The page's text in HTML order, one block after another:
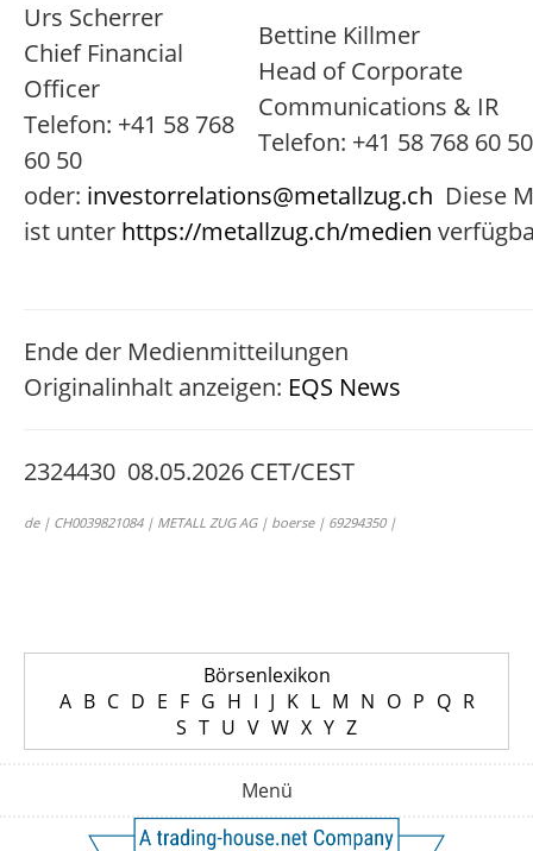
Urs Scherrer
Chief Financial
Officer
Telefon: +41 58 768
60 50
Bettine Killmer
Head of Corporate
Communications & IR
Telefon: +41 58 768 60 50
oder: investorrelations@metallzug.ch Diese
ist unter https://metallzug.ch/medien
Ende der Medienmitteilungen
Originalinhalt anzeigen: EQS News
2324430 08.05.2026 CET/CEST
de | CH0039821084 | METALL ZUG AG | boerse | 69294350 |
Börsenlexikon
A B C D E F G H I J K L M N O P Q R
S T U V W X Y Z
Menü